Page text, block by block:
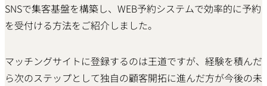
SNSで集客基盤を構築し、WEB予約システムで効率的に予約
を受付ける方法をご紹介しました。
マッチングサイトに登録するのは王道ですが、経験を積んだ
ら次のステップとして独自の顧客開拓に進んだ方が今後の未